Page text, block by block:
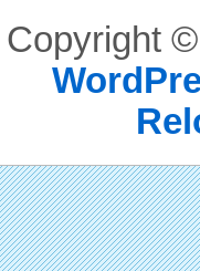
Copyright